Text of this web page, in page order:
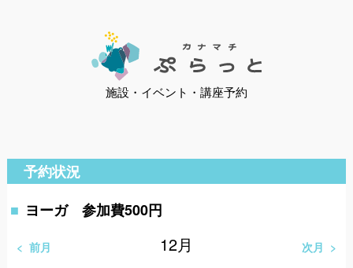
施設・イベント・講座予約
予約状況
ヨーガ 参加費500円
前月 12月 次月